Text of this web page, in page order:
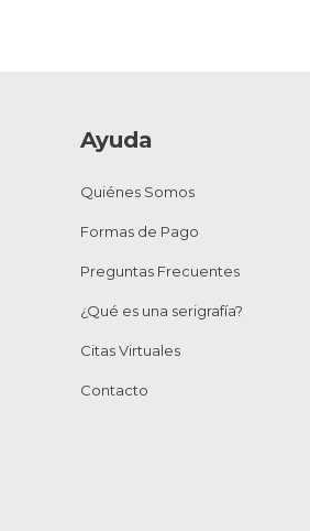
Ayuda
Quiénes Somos
Formas de Pago
Preguntas Frecuentes
¿Qué es una serigrafía?
Citas Virtuales
Contacto